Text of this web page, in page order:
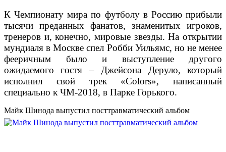
К Чемпионату мира по футболу в Россию прибыли
тысячи преданных фанатов, знаменитых игроков,
тренеров и, конечно, мировые звезды. На открытии
мундиаля в Москве спел Робби Уильямс, но не менее
фееричным было и выступление другого
ожидаемого гостя – Джейсона Деруло, который
исполнил свой трек «Сolors», написанный
специально к ЧМ-2018, в Парке Горького.
Майк Шинода выпустил посттравматический альбом